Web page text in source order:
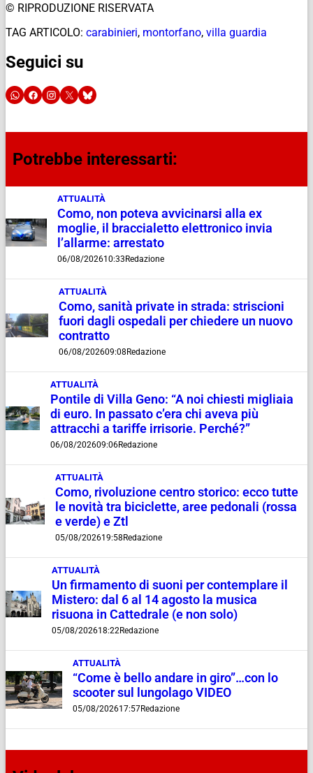
© RIPRODUZIONE RISERVATA
TAG ARTICOLO: carabinieri, montorfano, villa guardia
Seguici su
Potrebbe interessarti:
ATTUALITÀ
Como, non poteva avvicinarsi alla ex
moglie, il braccialetto elettronico invia
l’allarme: arrestato
06/08/202610:33 Redazione
ATTUALITÀ
Como, sanità private in strada: striscioni
fuori dagli ospedali per chiedere un nuovo
contratto
06/08/202609:08 Redazione
ATTUALITÀ
Pontile di Villa Geno: “A noi chiesti migliaia
di euro. In passato c’era chi aveva più
attracchi a tariffe irrisorie. Perché?”
06/08/202609:06Redazione
ATTUALITÀ
Como, rivoluzione centro storico: ecco tutte
le novità tra biciclette, aree pedonali (rossa
e verde) e Ztl
05/08/202619:58 Redazione
ATTUALITÀ
Un firmamento di suoni per contemplare il
Mistero: dal 6 al 14 agosto la musica
risuona in Cattedrale (e non solo)
05/08/202618:22Redazione
ATTUALITÀ
“Come è bello andare in giro”…con lo
scooter sul lungolago VIDEO
05/08/202617:57Redazione